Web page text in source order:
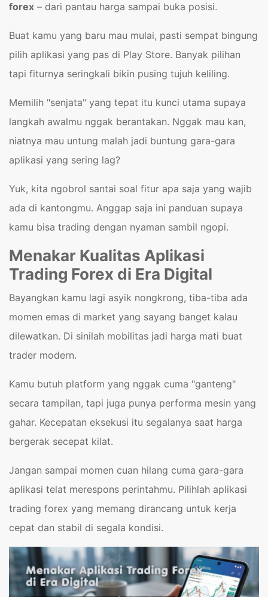
forex – dari pantau harga sampai buka posisi.
Buat kamu yang baru mau mulai, pasti sempat bingung
pilih aplikasi yang pas di Play Store. Banyak pilihan
tapi fiturnya seringkali bikin pusing tujuh keliling.
Memilih "senjata" yang tepat itu kunci utama supaya
langkah awalmu nggak berantakan. Nggak mau kan,
niatnya mau untung malah jadi buntung gara-gara
aplikasi yang sering lag?
Yuk, kita ngobrol santai soal fitur apa saja yang wajib
ada di kantongmu. Anggap saja ini panduan supaya
kamu bisa trading dengan nyaman sambil ngopi.
Menakar Kualitas Aplikasi
Trading Forex di Era Digital
Bayangkan kamu lagi asyik nongkrong, tiba-tiba ada
momen emas di market yang sayang banget kalau
dilewatkan. Di sinilah mobilitas jadi harga mati buat
trader modern.
Kamu butuh platform yang nggak cuma "ganteng"
secara tampilan, tapi juga punya performa mesin yang
gahar. Kecepatan eksekusi itu segalanya saat harga
bergerak secepat kilat.
Jangan sampai momen cuan hilang cuma gara-gara
aplikasi telat merespons perintahmu. Pilihlah aplikasi
trading forex yang memang dirancang untuk kerja
cepat dan stabil di segala kondisi.